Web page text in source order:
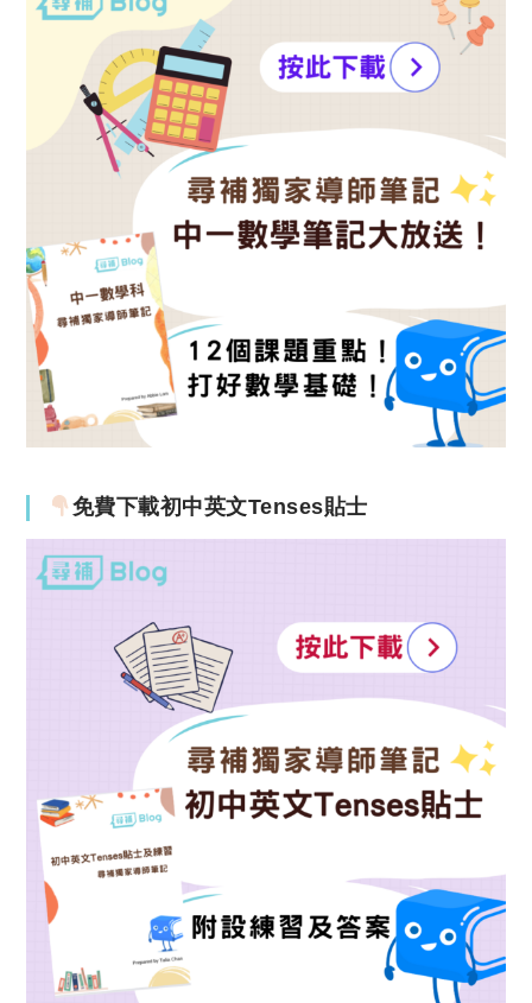
免費下載初中英文Tenses貼士